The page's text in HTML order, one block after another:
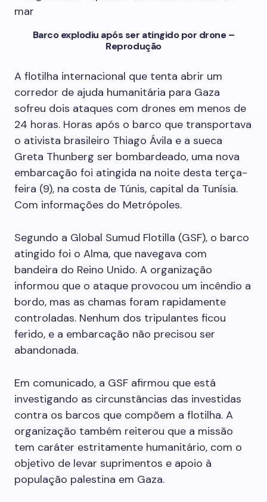
Barco explodiu após ser atingido por drone –
Reprodução
A flotilha internacional que tenta abrir um
corredor de ajuda humanitária para Gaza
sofreu dois ataques com drones em menos de
24 horas. Horas após o barco que transportava
o ativista brasileiro Thiago Ávila e a sueca
Greta Thunberg ser bombardeado, uma nova
embarcação foi atingida na noite desta terça-
feira (9), na costa de Túnis, capital da Tunísia.
Com informações do Metrópoles.
Segundo a Global Sumud Flotilla (GSF), o barco
atingido foi o Alma, que navegava com
bandeira do Reino Unido. A organização
informou que o ataque provocou um incêndio a
bordo, mas as chamas foram rapidamente
controladas. Nenhum dos tripulantes ficou
ferido, e a embarcação não precisou ser
abandonada.
Em comunicado, a GSF afirmou que está
investigando as circunstâncias das investidas
contra os barcos que compõem a flotilha. A
organização também reiterou que a missão
tem caráter estritamente humanitário, com o
objetivo de levar suprimentos e apoio à
população palestina em Gaza.